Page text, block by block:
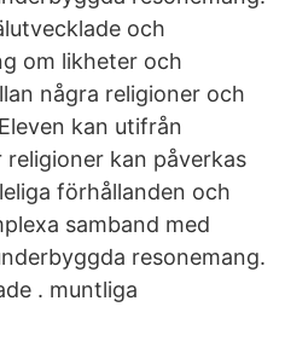
och
om likheter och
några religioner och
kan utifrån
kan påverkas
förhållanden och
samband med
resonemang.
. muntliga